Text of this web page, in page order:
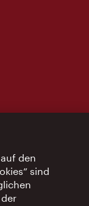
den
sind